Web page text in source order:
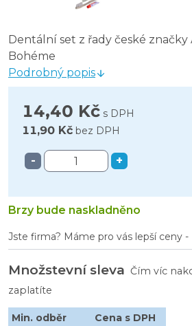
Dentální set z řady české značky
Bohéme
Podrobný popis
14,40 Kč s DPH
11,90 Kč bez DPH
- +
Brzy bude naskladněno
Jste firma? Máme pro vás lepší ceny -
Množstevní sleva Čím víc
zaplatíte
Min. odběr Cena s DPH